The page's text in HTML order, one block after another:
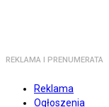
REKLAMA I PRENUMERATA
Reklama
Ogłoszenia